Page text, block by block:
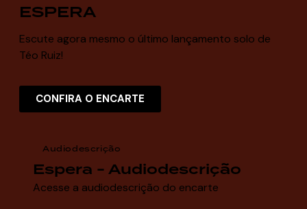
ESPERA
Escute agora mesmo o último lançamento solo de
Téo Ruiz!
CONFIRA O ENCARTE
Audiodescrição
Espera - Audiodescrição
Acesse a audiodescrição do encarte